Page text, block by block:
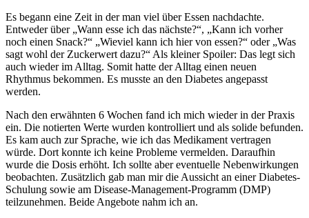
Es begann eine Zeit in der man viel über Essen nachdachte.
Entweder über „Wann esse ich das nächste?“, „Kann ich vorher
noch einen Snack?“ „Wieviel kann ich hier von essen?“ oder „Was
sagt wohl der Zuckerwert dazu?“ Als kleiner Spoiler: Das legt sich
auch wieder im Alltag. Somit hatte der Alltag einen neuen
Rhythmus bekommen. Es musste an den Diabetes angepasst
werden.
Nach den erwähnten 6 Wochen fand ich mich wieder in der Praxis
ein. Die notierten Werte wurden kontrolliert und als solide befunden.
Es kam auch zur Sprache, wie ich das Medikament vertragen
würde. Dort konnte ich keine Probleme vermelden. Daraufhin
wurde die Dosis erhöht. Ich sollte aber eventuelle Nebenwirkungen
beobachten. Zusätzlich gab man mir die Aussicht an einer Diabetes-
Schulung sowie am Disease-Management-Programm (DMP)
teilzunehmen. Beide Angebote nahm ich an.